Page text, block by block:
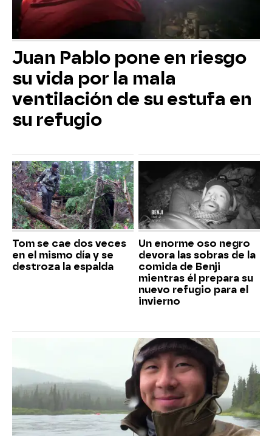
Juan Pablo pone en riesgo
su vida por la mala
ventilación de su estufa en
su refugio
Tom se cae dos veces
en el mismo día y se
destroza la espalda
Un enorme oso negro
devora las sobras de la
comida de Benji
mientras él prepara su
nuevo refugio para el
invierno